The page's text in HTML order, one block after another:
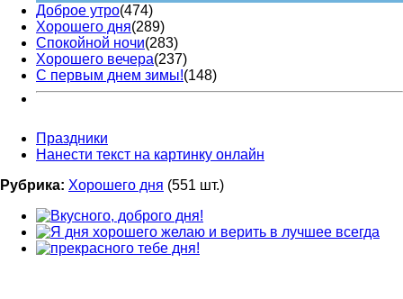
Доброе утро(474)
Хорошего дня(289)
Спокойной ночи(283)
Хорошего вечера(237)
С первым днем зимы!(148)
Праздники
Нанести текст на картинку онлайн
Рубрика: Хорошего дня (551 шт.)